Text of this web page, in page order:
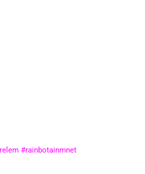
#rainbotainmnet